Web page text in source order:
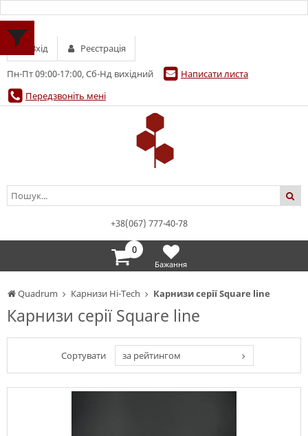
Quadrum Карнизи Hi-Tech Карнизи серії Square line
Карнизи серії Square line
Сортувати за рейтингом
Пн-Пт 09:00-17:00, Сб-Нд вихідний
Написати листа
Передзвоніть мені
Вхід Реєстрація
+38(067) 777-40-78
0
Бажання